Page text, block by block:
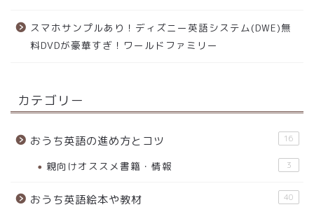
スマホサンプルあり！ディズニー英語システム(DWE)無
料DVDが豪華すぎ！ワールドファミリー
カテゴリー
おうち英語の進め方とコツ 16
親向けオススメ書籍・情報 3
おうち英語絵本や教材 40